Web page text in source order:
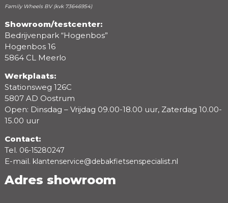
Beoordeling
Family Wheels BV (kvk 73646954)
Showroom/testcenter:
Bedrijvenpark “Hogenbos”
Hogenbos 16
5864 CL Meerlo
Werkplaats:
Stationsweg 126C
5807 AD Oostrum
Open: Dinsdag – Vrijdag 09.00-18.00 uur, Zaterdag 10.00-
15.00 uur
Contact:
Tel. 06-15280247
E-mail. klantenservice@debakfietsenspecialist.nl
Adres showroom